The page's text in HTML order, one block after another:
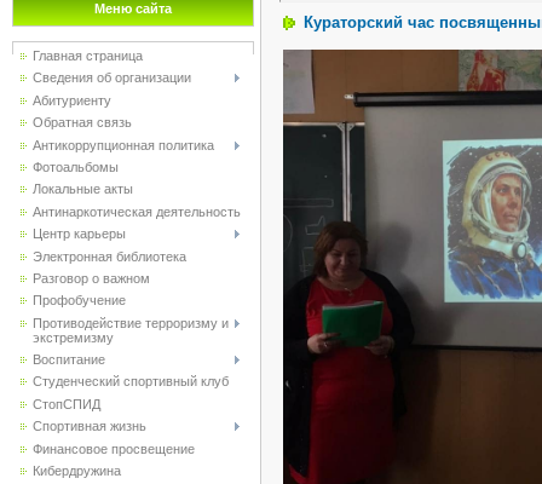
Меню сайта
Главная страница
Сведения об организации
Абитуриенту
Обратная связь
Антикоррупционная политика
Фотоальбомы
Локальные акты
Антинаркотическая деятельность
Центр карьеры
Электронная библиотека
Разговор о важном
Профобучение
Противодействие терроризму и
экстремизму
Воспитание
Студенческий спортивный клуб
CтопСПИД
Спортивная жизнь
Финансовое просвещение
Кибердружина
Кураторский час